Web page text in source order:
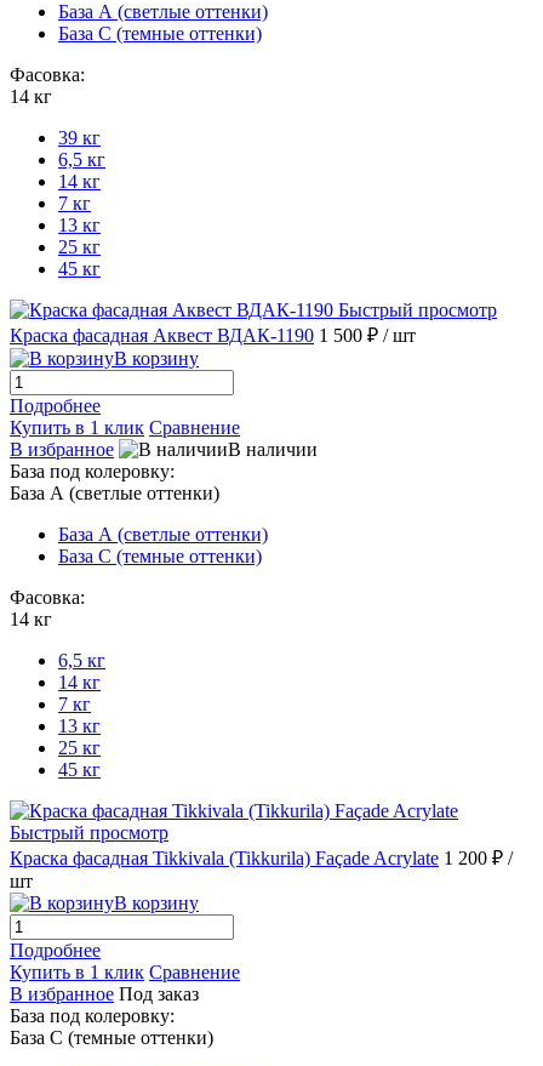
База А (светлые оттенки)
База С (темные оттенки)
Фасовка:
14 кг
39 кг
6,5 кг
14 кг
7 кг
13 кг
25 кг
45 кг
Быстрый просмотр
Краска фасадная Аквест ВДАК-1190 1 500 ₽ / шт
В корзину
Подробнее
Купить в 1 клик Сравнение
В избранное
В наличии
База под колеровку:
База А (светлые оттенки)
База А (светлые оттенки)
База С (темные оттенки)
Фасовка:
14 кг
6,5 кг
14 кг
7 кг
13 кг
25 кг
45 кг
Быстрый просмотр
Краска фасадная Tikkivala (Tikkurila) Façade Acrylate 1 200 ₽ /
шт
В корзину
Подробнее
Купить в 1 клик Сравнение
В избранное Под заказ
База под колеровку:
База С (темные оттенки)